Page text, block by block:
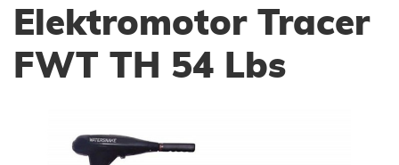
Elektromotor Tracer
FWT TH 54 Lbs